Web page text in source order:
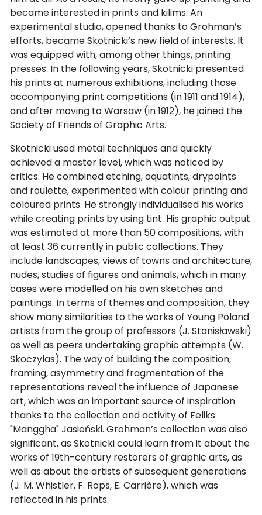
became interested in prints and kilims. An
experimental studio, opened thanks to Grohman’s
efforts, became Skotnicki’s new field of interests. It
was equipped with, among other things, printing
presses. In the following years, Skotnicki presented
his prints at numerous exhibitions, including those
accompanying print competitions (in 1911 and 1914),
and after moving to Warsaw (in 1912), he joined the
Society of Friends of Graphic Arts.
Skotnicki used metal techniques and quickly
achieved a master level, which was noticed by
critics. He combined etching, aquatints, drypoints
and roulette, experimented with colour printing and
coloured prints. He strongly individualised his works
while creating prints by using tint. His graphic output
was estimated at more than 50 compositions, with
at least 36 currently in public collections. They
include landscapes, views of towns and architecture,
nudes, studies of figures and animals, which in many
cases were modelled on his own sketches and
paintings. In terms of themes and composition, they
show many similarities to the works of Young Poland
artists from the group of professors (J. Stanisławski)
as well as peers undertaking graphic attempts (W.
Skoczylas). The way of building the composition,
framing, asymmetry and fragmentation of the
representations reveal the influence of Japanese
art, which was an important source of inspiration
thanks to the collection and activity of Feliks
"Manggha" Jasieński. Grohman’s collection was also
significant, as Skotnicki could learn from it about the
works of 19th-century restorers of graphic arts, as
well as about the artists of subsequent generations
(J. M. Whistler, F. Rops, E. Carrière), which was
reflected in his prints.